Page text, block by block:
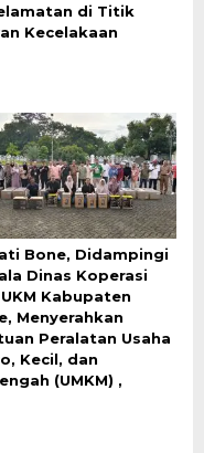
di Titik
Kecelakaan
Bone, Didampingi
Dinas Koperasi
Kabupaten
Menyerahkan
Peralatan Usaha
Kecil, dan
(UMKM) ,